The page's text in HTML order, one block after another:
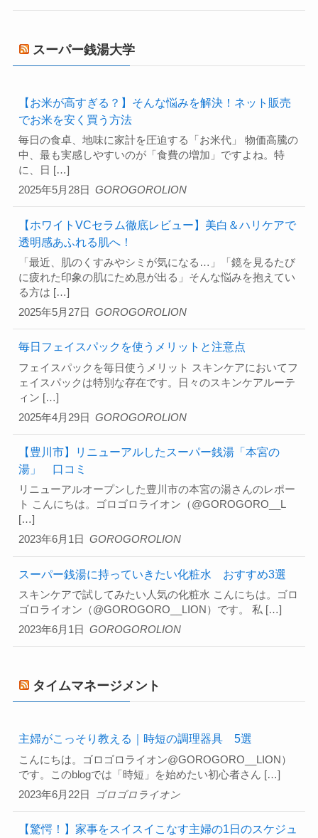
スーパー銭湯大学
【お米が高すぎる？】そんな悩みを解決！ネット販売
でお米を安く買う方法
2025年5月28日
毎日の食卓、地味に家計を圧迫する「お米代」 物価高騰の
中、最も実感しやすいのが「食費の増加」ですよね。特
に、日 […]
GOROGOROLION
【ホワイトVCセラム徹底レビュー】美白＆ハリケアで
透明感あふれる肌へ！
2025年5月27日
「最近、肌のくすみやシミが気になる…」「鏡を見るたび
に疲れた印象の肌にため息が出る」そんな悩みを抱えてい
る方は […]
GOROGOROLION
毎日フェイスパックを使うメリットと注意点
2025年4月29日
フェイスパックを毎日使うメリット スキンケアにおいてフ
ェイスパックは特別な存在です。日々のスキンケアルーテ
ィン […]
GOROGOROLION
【豊川市】リニューアルしたスーパー銭湯「本宮の
湯」 口コミ
2023年6月1日
リニューアルオープンした豊川市の本宮の湯さんのレポー
ト こんにちは。ゴロゴロライオン（@GOROGORO__L
[…]
GOROGOROLION
スーパー銭湯に持っていきたい化粧水 おすすめ3選
2023年6月1日
スキンケアで試してみたい人気の化粧水 こんにちは。ゴロ
ゴロライオン（@GOROGORO__LION）です。 私 […]
GOROGOROLION
タイムマネージメント
主婦がこっそり教える｜時短の調理器具 5選
2023年6月22日
こんにちは。ゴロゴロライオン@GOROGORO__LION）
です。このblogでは「時短」を始めたい初心者さん […]
ゴロゴロライオン
【驚愕！】家事をスイスイこなす主婦の1日のスケジュ